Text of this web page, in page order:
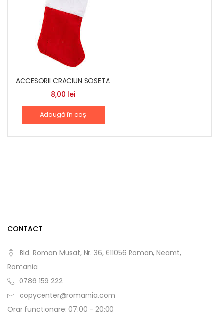
ACCESORII CRACIUN SOSETA
8,00 lei
Adaugă în coș
CONTACT
Bld. Roman Musat, Nr. 36, 611056 Roman, Neamt,
Romania
0786 159 222
copycenter@romarnia.com
Orar functionare: 07:00 - 20:00